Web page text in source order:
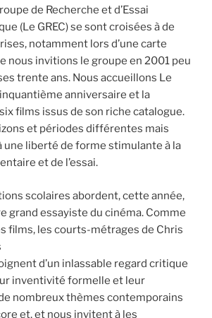
de Recherche et d’Essai
(Le GREC) se sont croisées à de
notamment lors d’une carte
nous invitions le groupe en 2001 peu
trente ans. Nous accueillons Le
anniversaire et la
films issus de son riche catalogue.
et périodes différentes mais
une liberté de forme stimulante à la
et de l’essai.
scolaires abordent, cette année,
grand essayiste du cinéma. Comme
films, les courts-métrages de Chris
d’un inlassable regard critique
inventivité formelle et leur
nombreux thèmes contemporains
et, et nous invitent à les